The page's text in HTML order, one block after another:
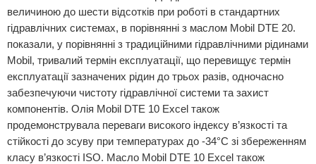
величиною до шести відсотків при роботі в стандартних
гідравлічних системах, в порівнянні з маслом Mobil DTE 20.
показали, у порівнянні з традиційними гідравлічними рідинами
Mobil, тривалий термін експлуатації, що перевищує термін
експлуатації зазначених рідин до трьох разів, одночасно
забезпечуючи чистоту гідравлічної системи та захист
компонентів. Олія Mobil DTE 10 Excel також
продемонструвала переваги високого індексу в’язкості та
стійкості до зсуву при температурах до -34°C зі збереженням
класу в’язкості ISO. Масло Mobil DTE 10 Excel також